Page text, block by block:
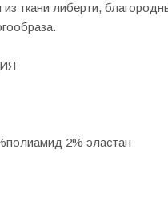
ткани либерти,
2% эластан